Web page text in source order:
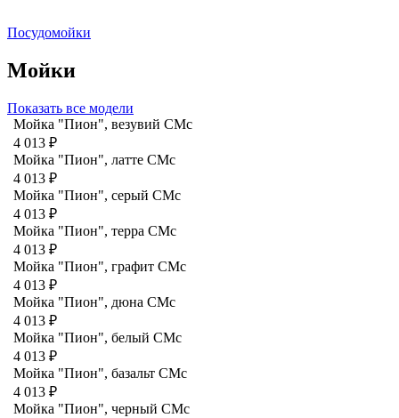
Посудомойки
Мойки
Показать все модели
Мойка "Пион", везувий СМс
4 013 ₽
Мойка "Пион", латте CMc
4 013 ₽
Мойка "Пион", серый CMc
4 013 ₽
Мойка "Пион", терра CMc
4 013 ₽
Мойка "Пион", графит СМс
4 013 ₽
Мойка "Пион", дюна CMc
4 013 ₽
Мойка "Пион", белый CMc
4 013 ₽
Мойка "Пион", базальт СМс
4 013 ₽
Мойка "Пион", черный CMc